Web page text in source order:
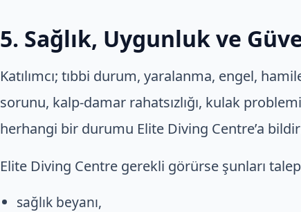
5. Sağlık, Uygunluk ve
Katılımcı; tıbbi durum, yaralanma, engel,
sorunu, kalp-damar rahatsızlığı, kulak
herhangi bir durumu Elite Diving Centre’a
Elite Diving Centre gerekli görürse şunları
sağlık beyanı,